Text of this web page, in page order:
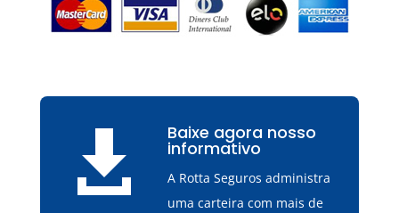
 Baixe agora nosso
informativo
A Rotta Seguros administra
uma carteira com mais de